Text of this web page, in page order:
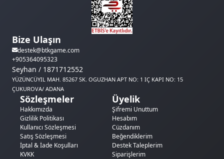
Bize Ulaşın
destek@btkgame.com
+905364095323
Seyhan / 1871712552
YÜZÜNCÜYIL MAH. 85267 SK. OGUZHAN APT NO: 1 IÇ KAPI NO: 15
ÇUKUROVA/ ADANA
Sözleşmeler
Hakkımızda
Gizlilik Politikası
Kullanıcı Sözleşmesi
Satış Sözleşmesi
İptal & İade Koşulları
KVKK
Üyelik
Şifremi Unuttum
Hesabım
Cüzdanım
Beğendiklerim
Destek Taleplerim
Siparişlerim